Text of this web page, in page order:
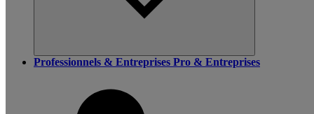
Professionnels & Entreprises Pro & Entreprises